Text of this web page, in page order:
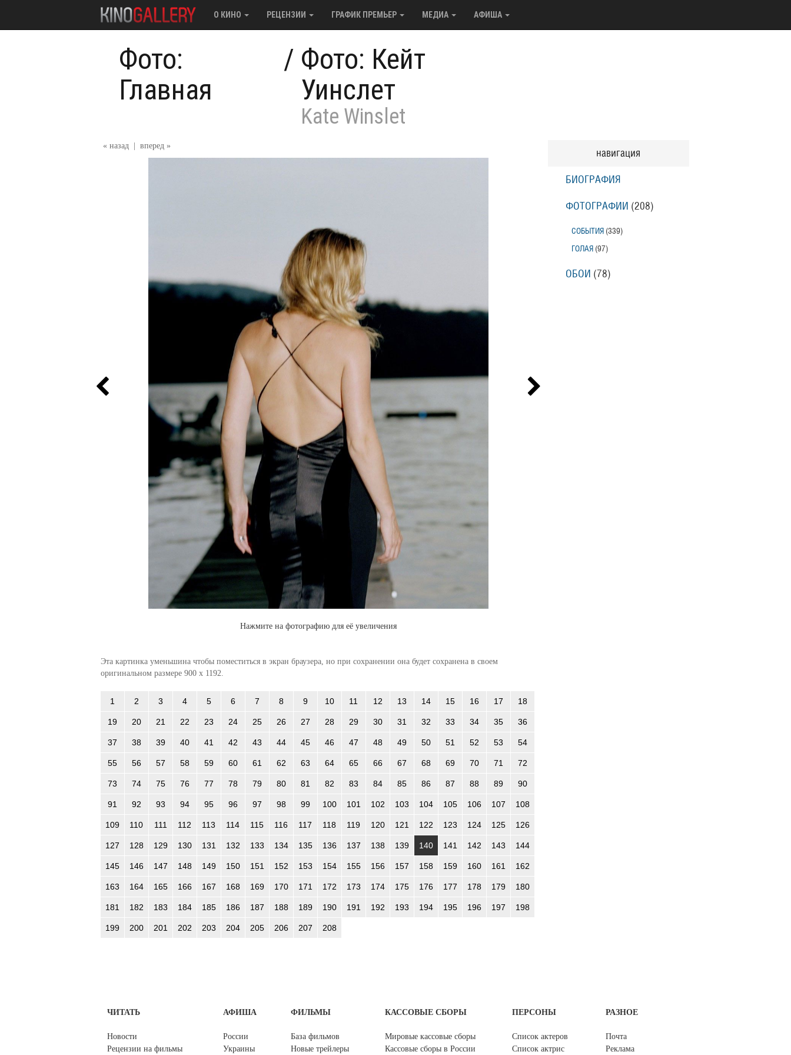
О КИНО РЕЦЕНЗИИ ГРАФИК ПРЕМЬЕР МЕДИА АФИША
Фото:
Главная
/ Фото: Кейт
Уинслет
Kate Winslet
« назад вперед »
Нажмите на фотографию для её увеличения
Эта картинка уменьшина чтобы поместиться в экран браузера, но при сохранении она будет сохранена в своем
оригинальном размере 900 x 1192.
1 2 3 4 5 6 7 8 9 10 11 12 13 14 15 16 17 18
19 20 21 22 23 24 25 26 27 28 29 30 31 32 33 34 35 36
37 38 39 40 41 42 43 44 45 46 47 48 49 50 51 52 53 54
55 56 57 58 59 60 61 62 63 64 65 66 67 68 69 70 71 72
73 74 75 76 77 78 79 80 81 82 83 84 85 86 87 88 89 90
91 92 93 94 95 96 97 98 99 100 101 102 103 104 105 106 107 108
109 110 111 112 113 114 115 116 117 118 119 120 121 122 123 124 125 126
127 128 129 130 131 132 133 134 135 136 137 138 139 140 141 142 143 144
145 146 147 148 149 150 151 152 153 154 155 156 157 158 159 160 161 162
163 164 165 166 167 168 169 170 171 172 173 174 175 176 177 178 179 180
181 182 183 184 185 186 187 188 189 190 191 192 193 194 195 196 197 198
199 200 201 202 203 204 205 206 207 208
навигация
БИОГРАФИЯ
ФОТОГРАФИИ (208)
СОБЫТИЯ (339)
ГОЛАЯ (97)
ОБОИ (78)
ЧИТАТЬ
Новости
Рецензии на фильмы
АФИША
России
Украины
ФИЛЬМЫ
База фильмов
Новые трейлеры
КАССОВЫЕ СБОРЫ
Мировые кассовые сборы
Кассовые сборы в России
ПЕРСОНЫ
Список актеров
Список актрис
РАЗНОЕ
Почта
Реклама